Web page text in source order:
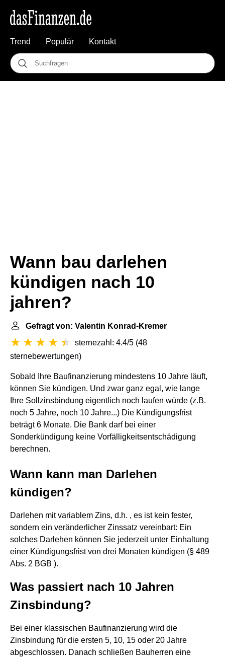
Trend Populär Kontakt
Wann bau darlehen
kündigen nach 10
jahren?
Gefragt von: Valentin Konrad-Kremer
sternezahl: 4.4/5 (48
sternebewertungen)
Sobald Ihre Baufinanzierung mindestens 10 Jahre läuft,
können Sie kündigen. Und zwar ganz egal, wie lange
Ihre Sollzinsbindung eigentlich noch laufen würde (z.B.
noch 5 Jahre, noch 10 Jahre...) Die Kündigungsfrist
beträgt 6 Monate. Die Bank darf bei einer
Sonderkündigung keine Vorfälligkeitsentschädigung
berechnen.
Wann kann man Darlehen
kündigen?
Darlehen mit variablem Zins, d.h. , es ist kein fester,
sondern ein veränderlicher Zinssatz vereinbart: Ein
solches Darlehen können Sie jederzeit unter Einhaltung
einer Kündigungsfrist von drei Monaten kündigen (§ 489
Abs. 2 BGB ).
Was passiert nach 10 Jahren
Zinsbindung?
Bei einer klassischen Baufinanzierung wird die
Zinsbindung für die ersten 5, 10, 15 oder 20 Jahre
abgeschlossen. Danach schließen Bauherren eine